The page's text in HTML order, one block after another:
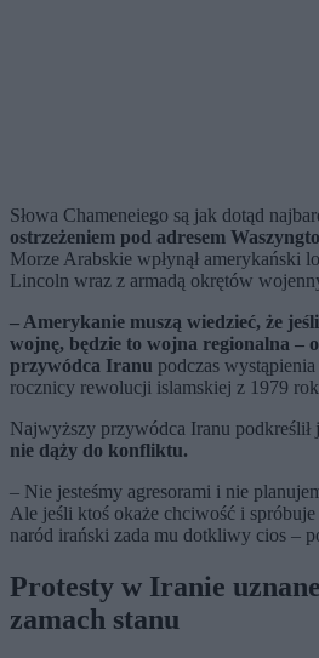
Słowa Chameneiego są jak dotąd
ostrzeżeniem pod adresem
Morze Arabskie wpłynął amerykański
Lincoln wraz z armadą okrętów
– Amerykanie muszą wiedzieć, że
wojnę, będzie to wojna regionalna –
przywódca Iranu podczas
rocznicy rewolucji islamskiej z 1979
Najwyższy przywódca Iranu podkreślił
nie dąży do konfliktu.
– Nie jesteśmy agresorami i nie
Ale jeśli ktoś okaże chciwość i
naród irański zada mu dotkliwy cios –
Protesty w Iranie
zamach stanu